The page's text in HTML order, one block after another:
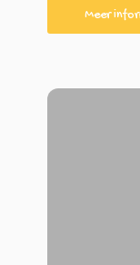
Meer